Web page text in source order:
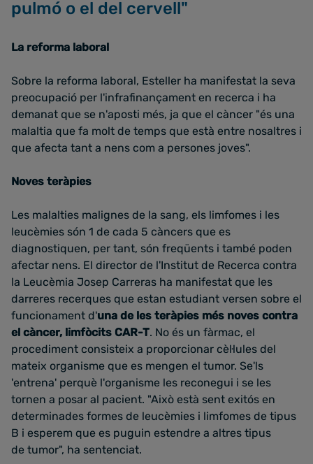
pulmó o el del cervell"
La reforma laboral
Sobre la reforma laboral, Esteller ha manifestat la seva
preocupació per l'infrafinançament en recerca i ha
demanat que se n'aposti més, ja que el càncer "és una
malaltia que fa molt de temps que està entre nosaltres i
que afecta tant a nens com a persones joves".
Noves teràpies
Les malalties malignes de la sang, els limfomes i les
leucèmies són 1 de cada 5 càncers que es
diagnostiquen, per tant, són freqüents i també poden
afectar nens. El director de l'Institut de Recerca contra
la Leucèmia Josep Carreras ha manifestat que les
darreres recerques que estan estudiant versen sobre el
funcionament d'una de les teràpies més noves contra
el càncer, limfòcits CAR-T. No és un fàrmac, el
procediment consisteix a proporcionar cèl·lules del
mateix organisme que es mengen el tumor. Se'ls
'entrena' perquè l'organisme les reconegui i se les
tornen a posar al pacient. "Això està sent exitós en
determinades formes de leucèmies i limfomes de tipus
B i esperem que es puguin estendre a altres tipus
de tumor", ha sentenciat.